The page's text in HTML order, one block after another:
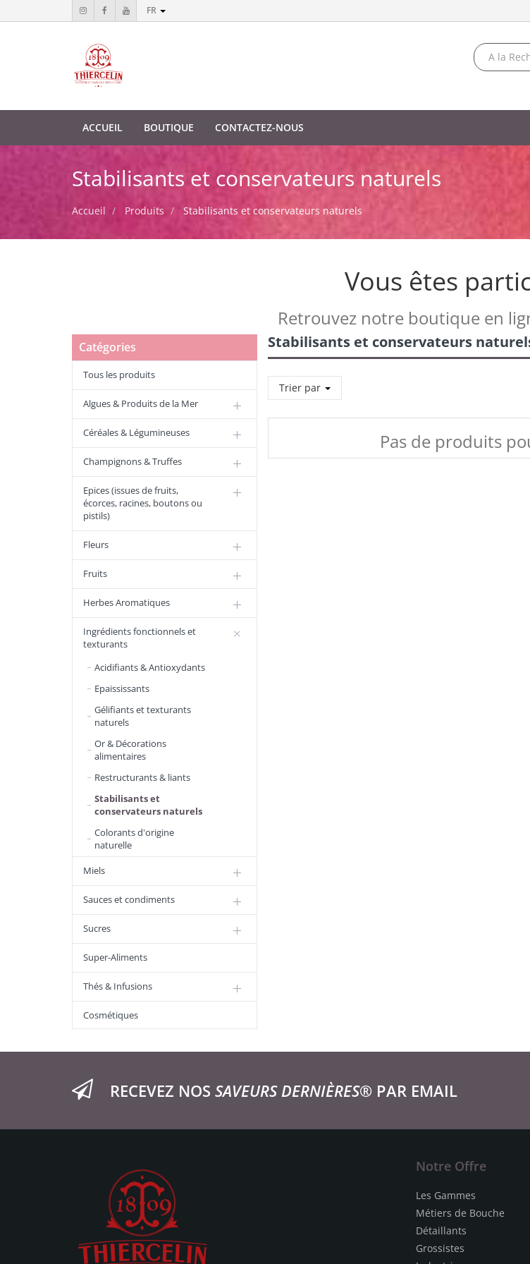
FR
ACCUEIL BOUTIQUE CONTACTEZ-NOUS
Stabilisants et conservateurs naturels
Accueil Produits Stabilisants et conservateurs naturels
Vous êtes
Retrouvez notre boutique en
Catégories
Tous les produits
Algues & Produits de la Mer
Céréales & Légumineuses
Champignons & Truffes
Epices (issues de fruits,
écorces, racines, boutons ou
pistils)
Fleurs
Fruits
Herbes Aromatiques
Ingrédients fonctionnels et
texturants
Acidifiants & Antioxydants
Epaississants
Gélifiants et texturants
naturels
Or & Décorations
alimentaires
Restructurants & liants
Stabilisants et
conservateurs naturels
Colorants d'origine
naturelle
Miels
Sauces et condiments
Sucres
Super-Aliments
Thés & Infusions
Cosmétiques
Stabilisants et conservateurs
Trier par
Pas de produits
RECEVEZ NOS SAVEURS DERNIÈRES® PAR EMAIL
Notre Offre
Les Gammes
Métiers de Bouche
Détaillants
Grossistes